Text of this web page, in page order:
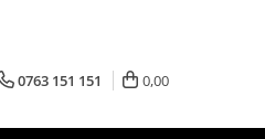
0763 151 151 0,00